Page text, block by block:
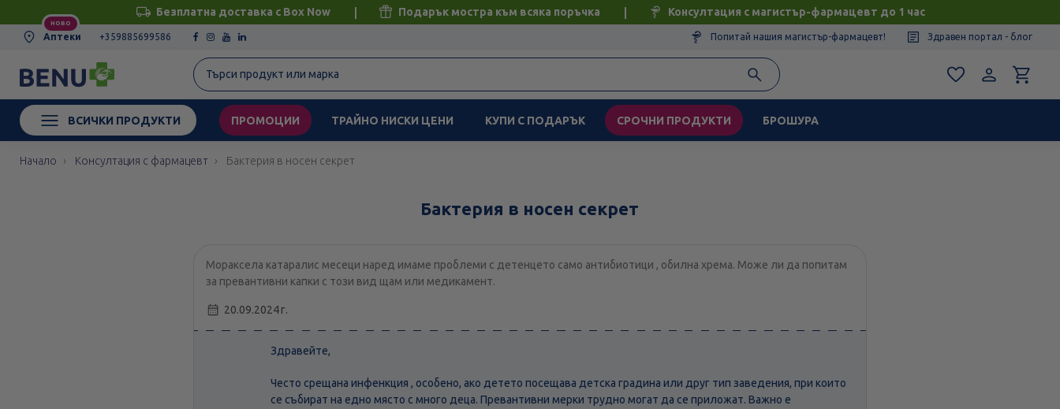
Безплатна доставка с Box Now Подарък мостра към всяка поръчка Консултация с магистър-фармацевт до 1 час
НОВО
Аптеки +359885699586 Попитай нашия магистър-фармацевт! Здравен портал - блог
ВСИЧКИ ПРОДУКТИ ПРОМОЦИИ ТРАЙНО НИСКИ ЦЕНИ КУПИ С ПОДАРЪК СРОЧНИ ПРОДУКТИ БРОШУРА
Начало Консултация с фармацевт Бактерия в носен секрет
Бактерия в носен секрет
Мораксела катаралис месеци наред имаме проблеми с детенцето само антибиотици , обилна хрема. Може ли да попитам
за превантивни капки с този вид щам или медикамент.
20.09.2024 г.
Здравейте,
Често срещана инфенкция , особено, ако детето посещава детска градина или друг тип заведения, при които
се събират на едно място с много деца. Превантивни мерки трудно могат да се приложат. Важно е